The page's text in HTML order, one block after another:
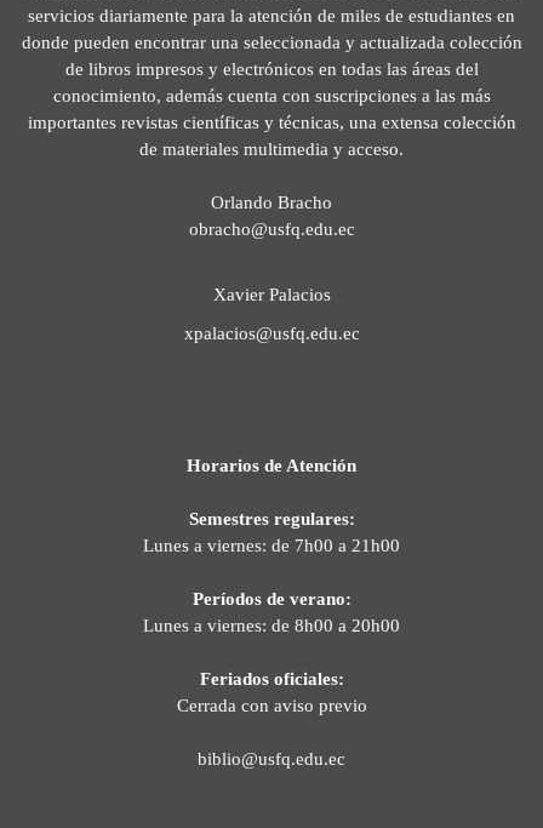
servicios diariamente para la atención de miles de estudiantes en
donde pueden encontrar una seleccionada y actualizada colección
de libros impresos y electrónicos en todas las áreas del
conocimiento, además cuenta con suscripciones a las más
importantes revistas científicas y técnicas, una extensa colección
de materiales multimedia y acceso.
Orlando Bracho
obracho@usfq.edu.ec
Xavier Palacios
xpalacios@usfq.edu.ec
Horarios de Atención
Semestres regulares:
Lunes a viernes: de 7h00 a 21h00
Períodos de verano:
Lunes a viernes: de 8h00 a 20h00
Feriados oficiales:
Cerrada con aviso previo
biblio@usfq.edu.ec